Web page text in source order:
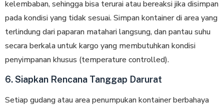
kelembaban, sehingga bisa terurai atau bereaksi jika disimpan
pada kondisi yang tidak sesuai. Simpan kontainer di area yang
terlindung dari paparan matahari langsung, dan pantau suhu
secara berkala untuk kargo yang membutuhkan kondisi
penyimpanan khusus (temperature controlled).
6. Siapkan Rencana Tanggap Darurat
Setiap gudang atau area penumpukan kontainer berbahaya